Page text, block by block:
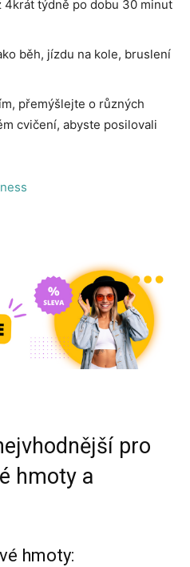
4krát týdně po dobu 30 minut
běh, jízdu na kole, bruslení
přemýšlejte o různých
cvičení, abyste posilovali
pro
hmoty a
hmoty: